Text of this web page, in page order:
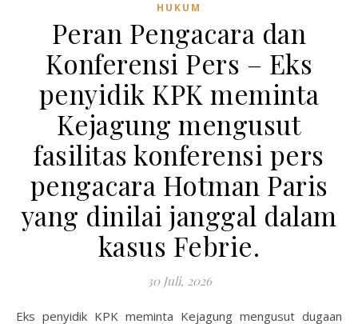
HUKUM
Peran Pengacara dan
Konferensi Pers – Eks
penyidik KPK meminta
Kejagung mengusut
fasilitas konferensi pers
pengacara Hotman Paris
yang dinilai janggal dalam
kasus Febrie.
30 Juli, 2026
Eks penyidik KPK meminta Kejagung mengusut dugaan